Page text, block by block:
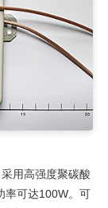
用高强度聚碳酸
率可达100W。可